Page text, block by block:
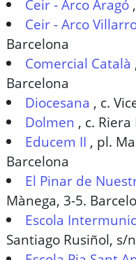
Ceir - Arco Aragó ,
Ceir - Arco
Barcelona
Comercial Català
Barcelona
Diocesana , c.
Dolmen , c.
Educem II , pl.
Barcelona
El Pinar de
Mànega, 3-5.
Escola
Santiago Rusiñol, s/